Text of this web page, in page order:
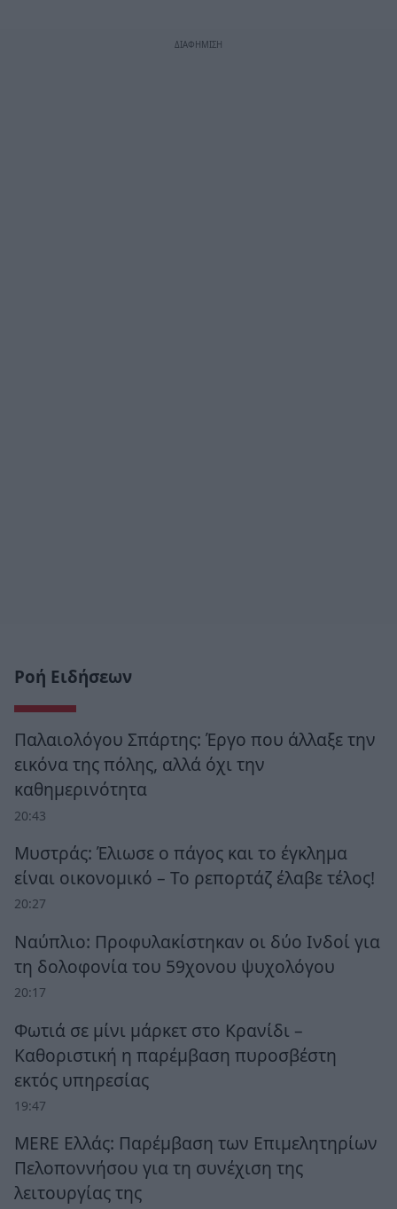
Ροή Ειδήσεων
Παλαιολόγου Σπάρτης: Έργο που άλλαξε την
εικόνα της πόλης, αλλά όχι την
καθημερινότητα
20:43
Μυστράς: Έλιωσε ο πάγος και το έγκλημα
είναι οικονομικό – Το ρεπορτάζ έλαβε τέλος!
20:27
Ναύπλιο: Προφυλακίστηκαν οι δύο Ινδοί για
τη δολοφονία του 59χονου ψυχολόγου
20:17
Φωτιά σε μίνι μάρκετ στο Κρανίδι –
Καθοριστική η παρέμβαση πυροσβέστη
εκτός υπηρεσίας
19:47
MERE Ελλάς: Παρέμβαση των Επιμελητηρίων
Πελοποννήσου για τη συνέχιση της
λειτουργίας της